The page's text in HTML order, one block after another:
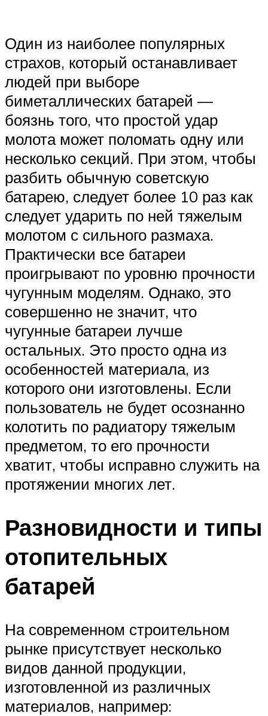
Один из наиболее популярных
страхов, который останавливает
людей при выборе
биметаллических батарей —
боязнь того, что простой удар
молота может поломать одну или
несколько секций. При этом, чтобы
разбить обычную советскую
батарею, следует более 10 раз как
следует ударить по ней тяжелым
молотом с сильного размаха.
Практически все батареи
проигрывают по уровню прочности
чугунным моделям. Однако, это
совершенно не значит, что
чугунные батареи лучше
остальных. Это просто одна из
особенностей материала, из
которого они изготовлены. Если
пользователь не будет осознанно
колотить по радиатору тяжелым
предметом, то его прочности
хватит, чтобы исправно служить на
протяжении многих лет.
Разновидности и типы
отопительных
батарей
На современном строительном
рынке присутствует несколько
видов данной продукции,
изготовленной из различных
материалов, например: